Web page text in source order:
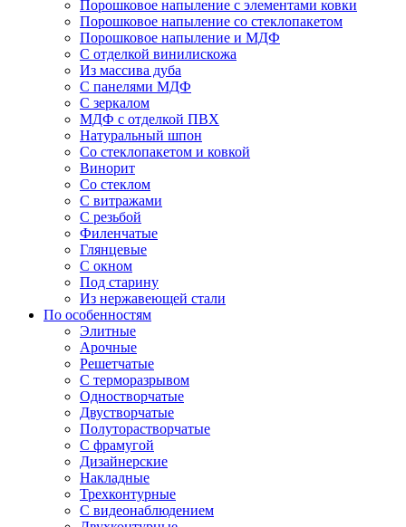
Порошковое напыление с элементами ковки
Порошковое напыление со стеклопакетом
Порошковое напыление и МДФ
С отделкой винилискожа
Из массива дуба
С панелями МДФ
С зеркалом
МДФ с отделкой ПВХ
Натуральный шпон
Со стеклопакетом и ковкой
Винорит
Со стеклом
С витражами
С резьбой
Филенчатые
Глянцевые
С окном
Под старину
Из нержавеющей стали
По особенностям
Элитные
Арочные
Решетчатые
С терморазрывом
Одностворчатые
Двустворчатые
Полуторастворчатые
С фрамугой
Дизайнерские
Накладные
Трехконтурные
С видеонаблюдением